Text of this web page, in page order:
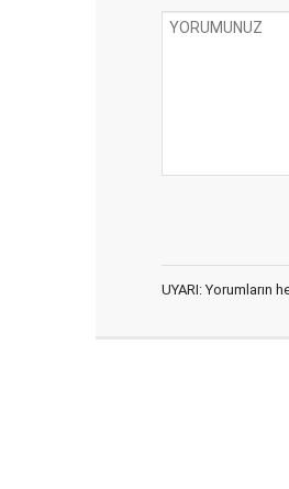
UYARI: Yorumların